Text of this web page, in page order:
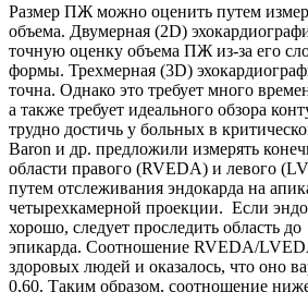
Размер ПЖ можно оценить путем
объема. Двумерная (2D)
точную оценку объема ПЖ из-за его
формы. Трехмерная (3D)
точна. Однако это требует много
а также требует идеального обзора
трудно достичь у больных в
Baron и др. предложили измерять
области правого (RVEDA) и левого
путем отслеживания эндокарда на
четырехкамерной проекции. Если
хорошо, следует проследить область до
эпикарда. Соотношение RVEDA/
здоровых людей и оказалось, что оно
0,60. Таким образом, соотношение